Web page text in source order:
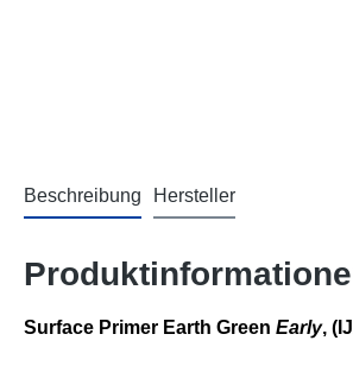
Beschreibung Hersteller
Surface Primer Earth Green Early,